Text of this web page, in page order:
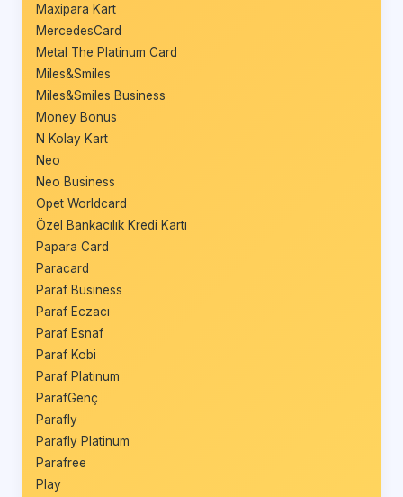
Maxipara Kart
MercedesCard
Metal The Platinum Card
Miles&Smiles
Miles&Smiles Business
Money Bonus
N Kolay Kart
Neo
Neo Business
Opet Worldcard
Özel Bankacılık Kredi Kartı
Papara Card
Paracard
Paraf Business
Paraf Eczacı
Paraf Esnaf
Paraf Kobi
Paraf Platinum
ParafGenç
Parafly
Parafly Platinum
Parafree
Play